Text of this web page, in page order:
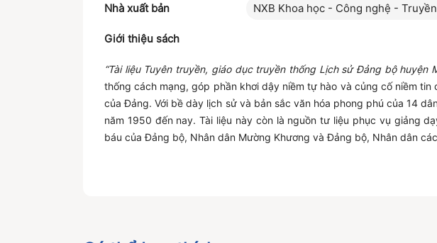
Nhà xuất bản NXB Khoa học - Công nghệ -
Giới thiệu sách
“Tài liệu Tuyên truyền, giáo dục truyền thống Lịch sử Đảng bộ huyện
thống cách mạng, góp phần khơi dậy niềm tự hào và củng cố niềm
của Đảng. Với bề dày lịch sử và bản sắc văn hóa phong phú của 14
năm 1950 đến nay. Tài liệu này còn là nguồn tư liệu phục vụ giảng
báu của Đảng bộ, Nhân dân Mường Khương và Đảng bộ, Nhân dân